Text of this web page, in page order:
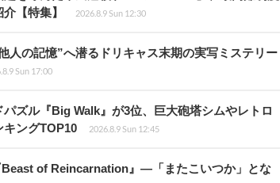
【特集】
2026.8.9 Sun 12:30
人の記憶”へ潜るドリキャス末期の実写ミステリー
Sun 17:00
ズル『Big Walk』が3位、巨大砲塔シムやレトロ
ングTOP10
2026.8.9 Sun 12:45
of Reincarnation』―「またこいつか」とな